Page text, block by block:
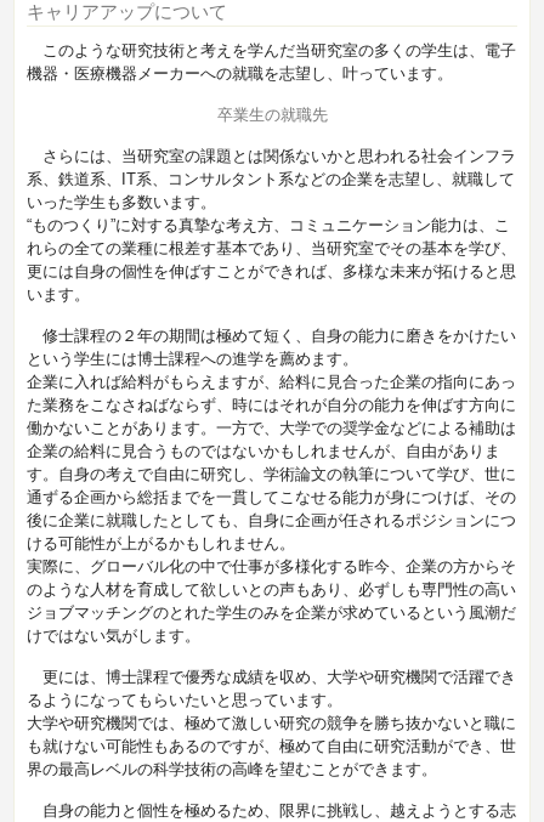
キャリアアップについて
このような研究技術と考えを学んだ当研究室の多くの学生は、電子
機器・医療機器メーカーへの就職を志望し、叶っています。
卒業生の就職先
さらには、当研究室の課題とは関係ないかと思われる社会インフラ
系、鉄道系、IT系、コンサルタント系などの企業を志望し、就職して
いった学生も多数います。
“ものつくり”に対する真摯な考え方、コミュニケーション能力は、こ
れらの全ての業種に根差す基本であり、当研究室でその基本を学び、
更には自身の個性を伸ばすことができれば、多様な未来が拓けると思
います。
修士課程の２年の期間は極めて短く、自身の能力に磨きをかけたい
という学生には博士課程への進学を薦めます。
企業に入れば給料がもらえますが、給料に見合った企業の指向にあっ
た業務をこなさねばならず、時にはそれが自分の能力を伸ばす方向に
働かないことがあります。一方で、大学での奨学金などによる補助は
企業の給料に見合うものではないかもしれませんが、自由がありま
す。自身の考えで自由に研究し、学術論文の執筆について学び、世に
通ずる企画から総括までを一貫してこなせる能力が身につけば、その
後に企業に就職したとしても、自身に企画が任されるポジションにつ
ける可能性が上がるかもしれません。
実際に、グローバル化の中で仕事が多様化する昨今、企業の方からそ
のような人材を育成して欲しいとの声もあり、必ずしも専門性の高い
ジョブマッチングのとれた学生のみを企業が求めているという風潮だ
けではない気がします。
更には、博士課程で優秀な成績を収め、大学や研究機関で活躍でき
るようになってもらいたいと思っています。
大学や研究機関では、極めて激しい研究の競争を勝ち抜かないと職に
も就けない可能性もあるのですが、極めて自由に研究活動ができ、世
界の最高レベルの科学技術の高峰を望むことができます。
自身の能力と個性を極めるため、限界に挑戦し、越えようとする志